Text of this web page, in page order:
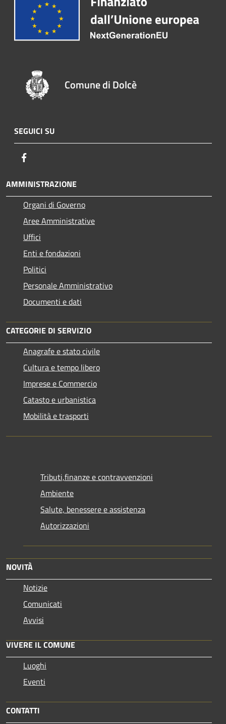
Comune di Dolcè
SEGUICI SU
AMMINISTRAZIONE
Organi di Governo
Aree Amministrative
Uffici
Enti e fondazioni
Politici
Personale Amministrativo
Documenti e dati
CATEGORIE DI SERVIZIO
Anagrafe e stato civile
Cultura e tempo libero
Imprese e Commercio
Catasto e urbanistica
Mobilità e trasporti
Tributi,finanze e contravvenzioni
Ambiente
Salute, benessere e assistenza
Autorizzazioni
NOVITÀ
Notizie
Comunicati
Avvisi
VIVERE IL COMUNE
Luoghi
Eventi
CONTATTI